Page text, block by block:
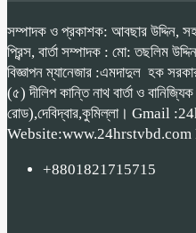
সম্পাদক ও প্রকাশক: আবছার উদ্দিন,
প্রিন্স, বার্তা সম্পাদক : মো: তছলিম
বিজ্ঞাপন ম্যানেজার :এমদাদুল হক
(৫) দীলিপ কান্তি নাথ বার্তা ও বানিজ্যিক
রোড),দেবিদ্বার,কুমিল্লা। Gmail
+8801821715715